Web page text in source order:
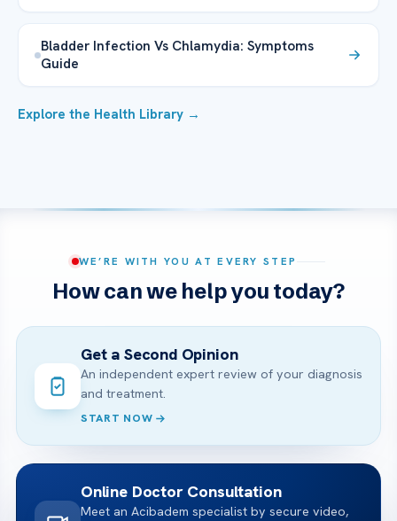
Bladder Infection Vs Chlamydia: Symptoms
Guide
Explore the Health Library →
WE’RE WITH YOU AT EVERY STEP
How can we help you today?
Get a Second Opinion
An independent expert review of your diagnosis
and treatment.
START NOW
Online Doctor Consultation
Meet an Acibadem specialist by secure video,